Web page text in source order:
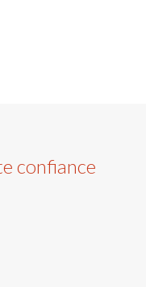
confiance